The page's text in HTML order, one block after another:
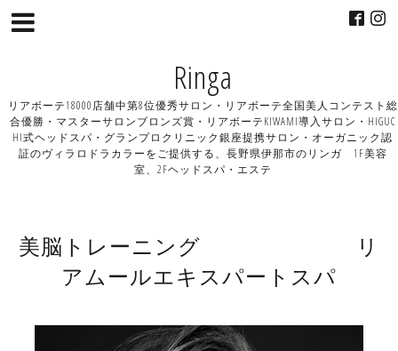
Ringa
リアボーテ18000店舗中第8位優秀サロン・リアボーテ全国美人コンテスト総
合優勝・マスターサロンブロンズ賞・リアボーテKIWAMI導入サロン・HIGUC
HI式ヘッドスパ・グランプロクリニック銀座提携サロン・オーガニック認
証のヴィラロドラカラーをご提供する、長野県伊那市のリンガ 1F美容
室、2Fヘッドスパ・エステ
美脳トレーニング リ
アムールエキスパートスパ